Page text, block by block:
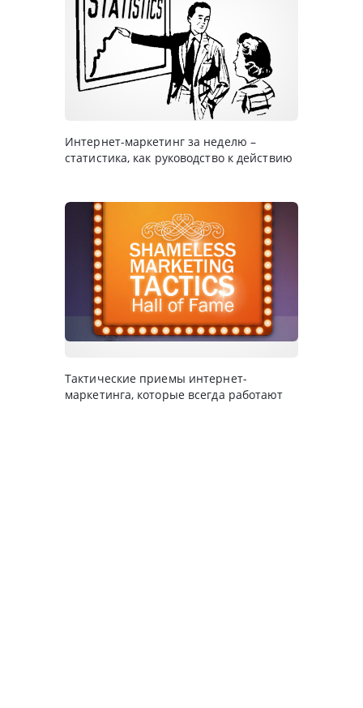
Интернет-маркетинг за неделю –
статистика, как руководство к действию
Тактические приемы интернет-
маркетинга, которые всегда работают